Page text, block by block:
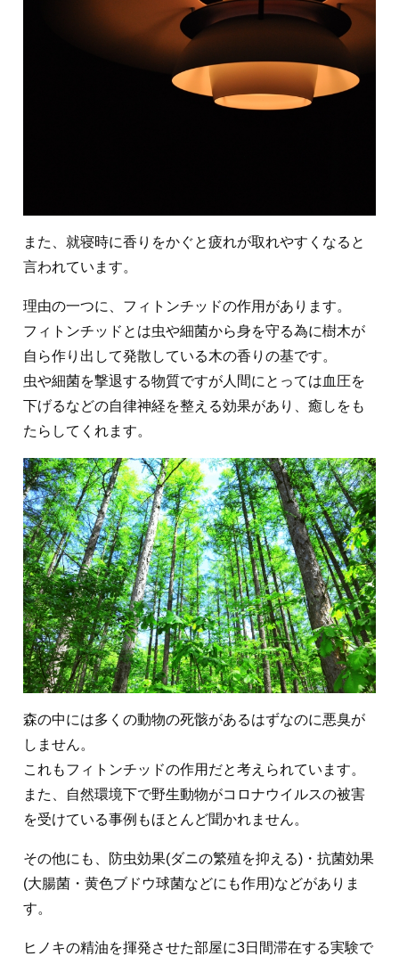
また、就寝時に香りをかぐと疲れが取れやすくなると
言われています。
理由の一つに、フィトンチッドの作用があります。
フィトンチッドとは虫や細菌から身を守る為に樹木が
自ら作り出して発散している木の香りの基です。
虫や細菌を撃退する物質ですが人間にとっては血圧を
下げるなどの自律神経を整える効果があり、癒しをも
たらしてくれます。
森の中には多くの動物の死骸があるはずなのに悪臭が
しません。
これもフィトンチッドの作用だと考えられています。
また、自然環境下で野生動物がコロナウイルスの被害
を受けている事例もほとんど聞かれません。
その他にも、防虫効果(ダニの繁殖を抑える)・抗菌効果
(大腸菌・黄色ブドウ球菌などにも作用)などがありま
す。
ヒノキの精油を揮発させた部屋に3日間滞在する実験で